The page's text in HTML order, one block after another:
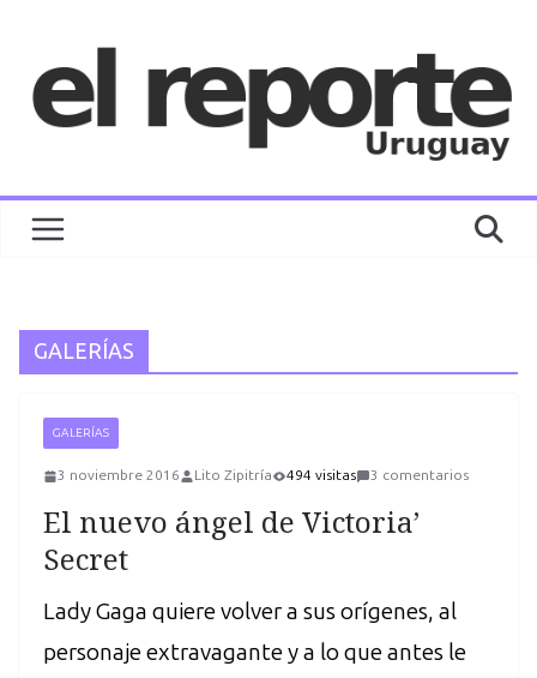
contenido
GALERÍAS
GALERÍAS
3 noviembre 2016 Lito Zipitría 494 visitas 3 comentarios
El nuevo ángel de Victoria’
Secret
Lady Gaga quiere volver a sus orígenes, al
personaje extravagante y a lo que antes le